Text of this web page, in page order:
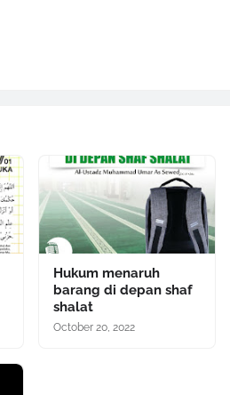
Hukum menaruh
barang di depan shaf
shalat
October 20, 2022